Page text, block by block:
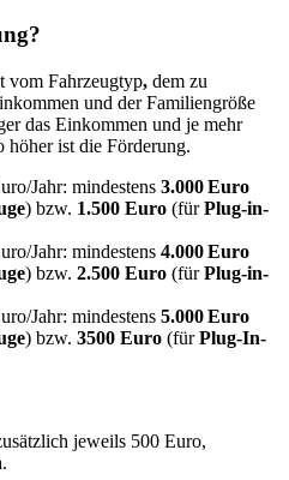
vom Fahrzeugtyp, dem zu
und der Familiengröße
das Einkommen und je mehr
höher ist die Förderung.
Jahr: mindestens 3.000 Euro
) bzw. 1.500 Euro (fürPlug-in-
Jahr: mindestens 4.000 Euro
) bzw. 2.500 Euro (fürPlug-in-
Jahr: mindestens 5.000 Euro
) bzw. 3500 Euro (fürPlug-In-
jeweils 500 Euro,